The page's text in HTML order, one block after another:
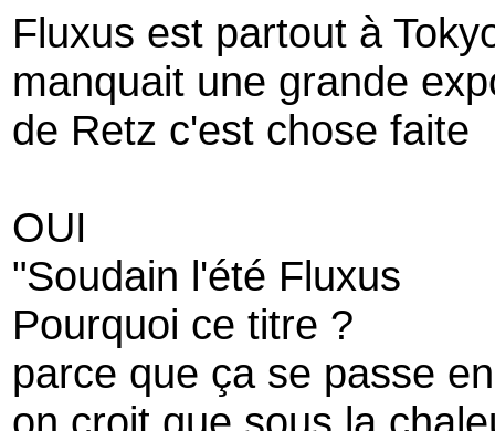
Fluxus est partout à
manquait une grande
de Retz c'est chose faite
OUI
"Soudain l'été Fluxus
Pourquoi ce titre ?
parce que ça se passe
on croit que sous la